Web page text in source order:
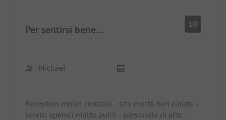
Per sentirsi bene... 10
Michael
Reception molto cordiale - sito molto ben curato -
servizi igienici molto puliti - personale di alto